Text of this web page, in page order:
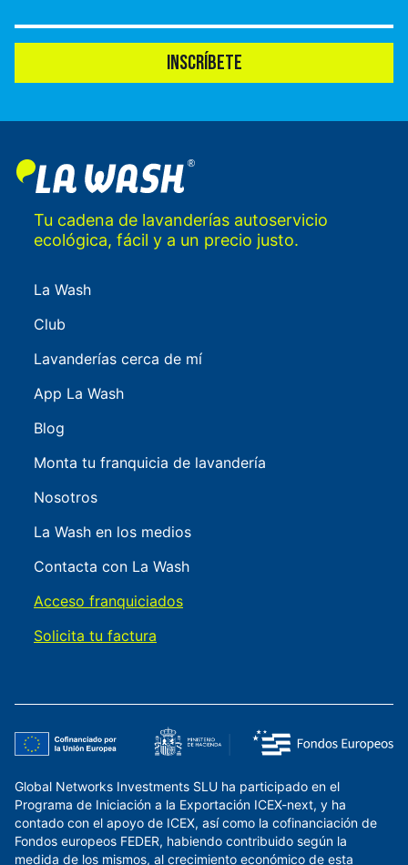
INSCRÍBETE
Tu cadena de lavanderías autoservicio
ecológica, fácil y a un precio justo.
La Wash
Club
Lavanderías cerca de mí
App La Wash
Blog
Monta tu franquicia de lavandería
Nosotros
La Wash en los medios
Contacta con La Wash
Acceso franquiciados
Solicita tu factura
Global Networks Investments SLU ha participado en el
Programa de Iniciación a la Exportación ICEX-next, y ha
contado con el apoyo de ICEX, así como la cofinanciación de
Fondos europeos FEDER, habiendo contribuido según la
medida de los mismos, al crecimiento económico de esta